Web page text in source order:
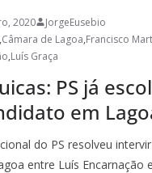
2020
JorgeEusebio
Câmara de Lagoa,Francisco
,Luís Graça
PS já
em
do PS resolveu intervir
entre Luís Encarnação